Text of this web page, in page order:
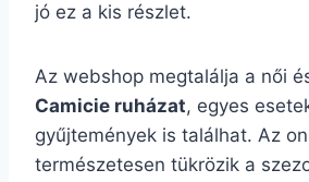
jó ez a kis részlet.
Az webshop megtalálja a női
Camicie ruházat, egyes
gyűjtemények is találhat. Az
természetesen tükrözik a